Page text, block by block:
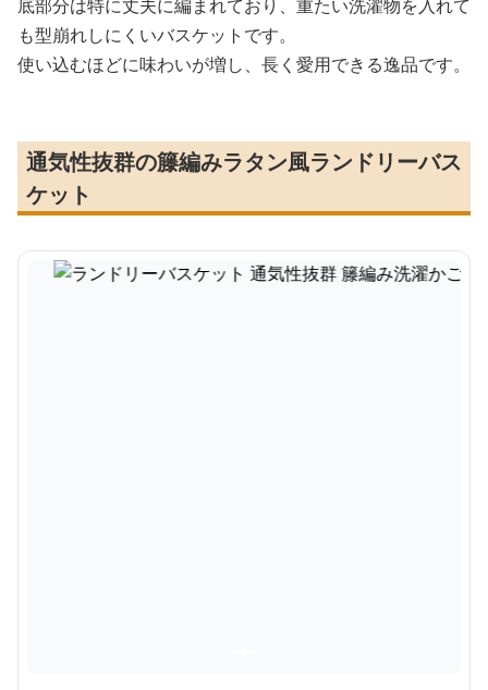
底部分は特に丈夫に編まれており、重たい洗濯物を入れて
も型崩れしにくいバスケットです。
使い込むほどに味わいが増し、長く愛用できる逸品です。
通気性抜群の籐編みラタン風ランドリーバス
ケット